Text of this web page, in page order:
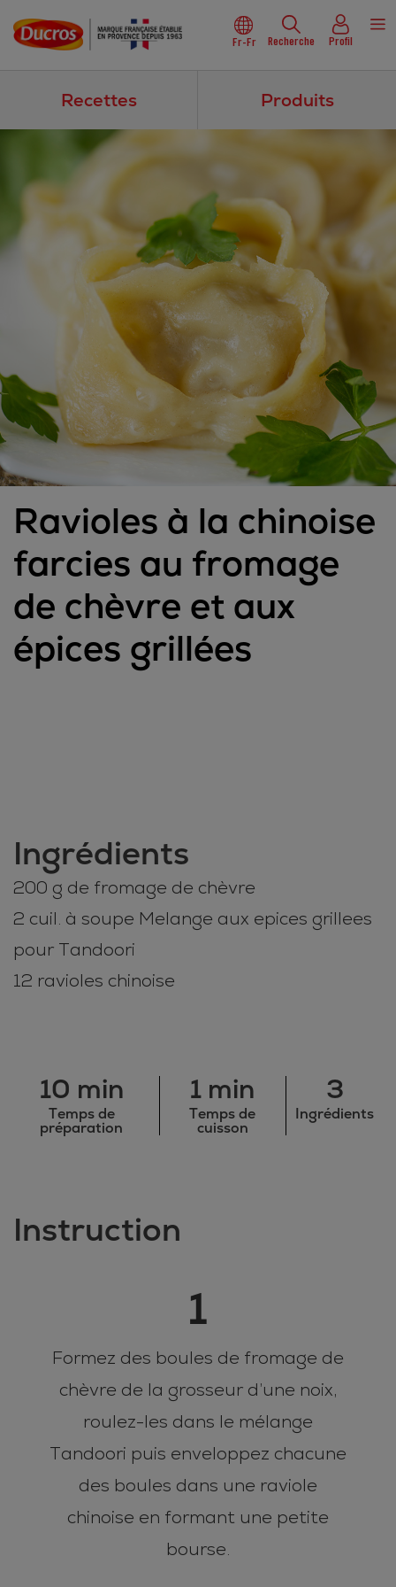
Fr-Fr Recherche Profil
Recettes Produits
Ravioles à la chinoise
farcies au fromage
de chèvre et aux
épices grillées
Ingrédients
200 g de fromage de chèvre
2 cuil. à soupe Melange aux epices grillees
pour Tandoori
12 ravioles chinoise
10 min
Temps de
préparation
1 min
Temps de
cuisson
3
Ingrédients
Instruction
1
Formez des boules de fromage de
chèvre de la grosseur d’une noix,
roulez-les dans le mélange
Tandoori puis enveloppez chacune
des boules dans une raviole
chinoise en formant une petite
bourse.